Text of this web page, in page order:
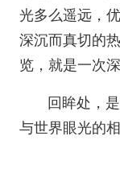
光多么遥远，
深沉而真切的
览，就是一次
回眸处，
与世界眼光的